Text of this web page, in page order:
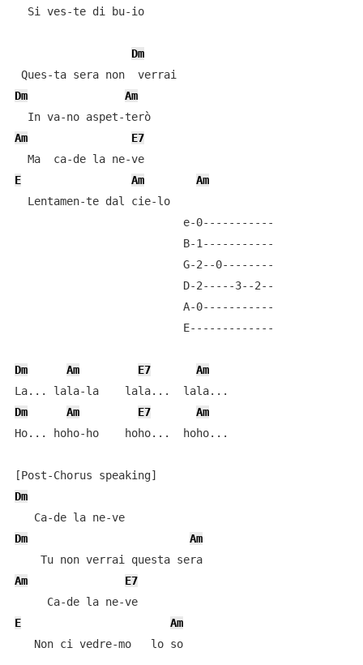
  Si ves-te di bu-io
Dm
Dm
Am
  In va-no aspet-terò
Am
E7
  Ma  ca-de la ne-ve
E
Am
Am
  Lentamen-te dal cie-lo
                          e-0-----------
                          B-1-----------
                          G-2--0--------
                          D-2-----3--2--
                          A-0-----------
                          E-------------
Dm Am E7
Am
Dm
Am E7
Am
Ho... hoho-ho    hoho...  hoho...
Dm
   Ca-de la ne-ve
Dm
Am
    Tu non verrai questa sera
Am
E7
     Ca-de la ne-ve
E
Am
   Non ci vedre-mo   lo so